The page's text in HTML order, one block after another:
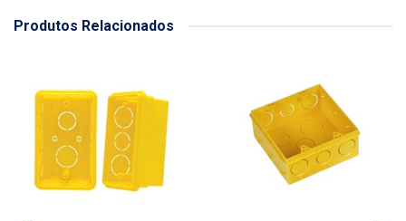
Produtos Relacionados